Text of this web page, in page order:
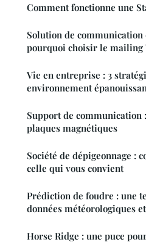
Comment fonctionne une
Solution de
pourquoi choisir le mailing
Vie en entreprise : 3
environnement
Support de communication
plaques magnétiques
Société de dépigeonnage :
celle qui vous convient
Prédiction de foudre : une
données météorologiques
Horse Ridge : une puce